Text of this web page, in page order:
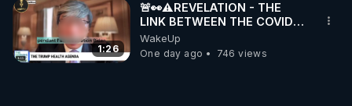
1:26
🚨👀⚠️REVELATION - THE
LINK BETWEEN THE COVID
VACCINE AND CANCER -LIEN
VACCIN COVID ET CANCER
WakeUp
One day ago
746 views